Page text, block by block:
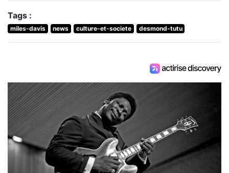
Tags :
miles-davis news culture-et-societe desmond-tutu